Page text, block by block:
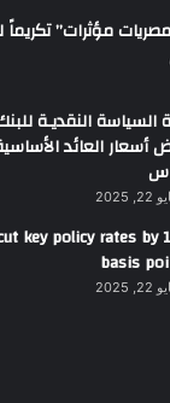
مؤثرات”
السياسة النقديـة
2025
key policy rates by
basis
2025